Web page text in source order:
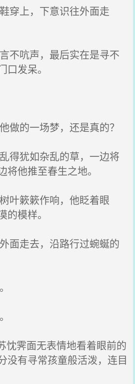
穿上，下意识往外面走
不吭声，最后实在是寻不
发呆。
做的一场梦，还是真的？
得犹如杂乱的草，一边将
他推至春生之地。
叶簌簌作响，他眨着眼
模样。
面走去，沿路行过蜿蜒的
忱霁面无表情地看着眼前的
没有寻常孩童般活泼，连目